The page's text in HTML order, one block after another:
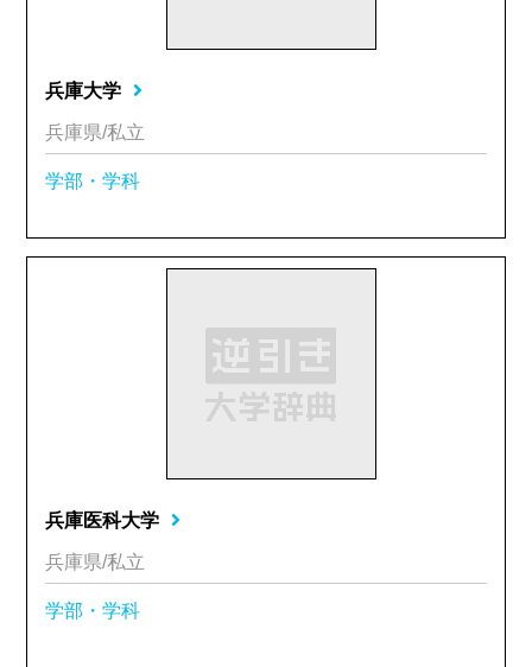
兵庫大学
兵庫県/私立
学部・学科
兵庫医科大学
兵庫県/私立
学部・学科